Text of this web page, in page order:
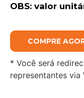
OBS: valor
COMPRE
* Você será
representantes via